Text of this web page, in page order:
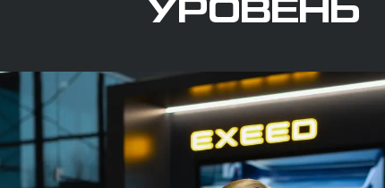
УРОВЕНЬ